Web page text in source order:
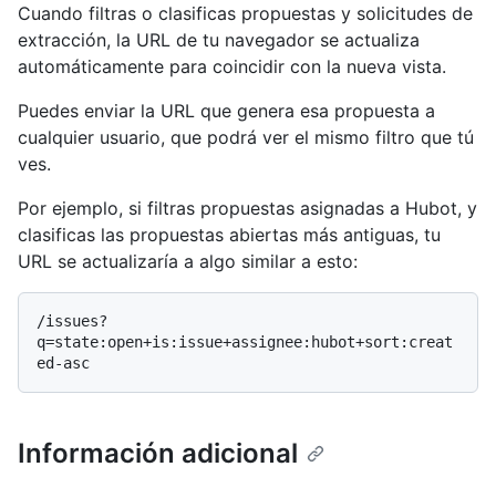
Cuando filtras o clasificas propuestas y solicitudes de
extracción, la URL de tu navegador se actualiza
automáticamente para coincidir con la nueva vista.
Puedes enviar la URL que genera esa propuesta a
cualquier usuario, que podrá ver el mismo filtro que tú
ves.
Por ejemplo, si filtras propuestas asignadas a Hubot, y
clasificas las propuestas abiertas más antiguas, tu
URL se actualizaría a algo similar a esto:
/issues?
q=state:open+is:issue+assignee:hubot+sort:creat
Información adicional